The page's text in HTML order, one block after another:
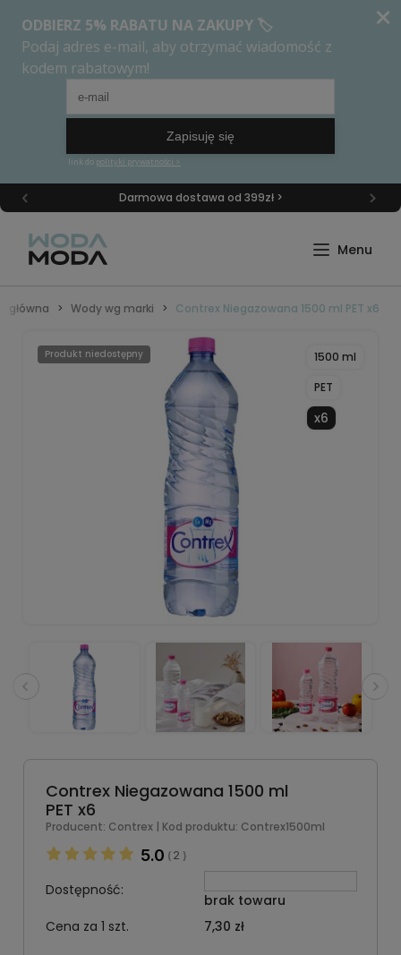
Darmowa dostawa od 399zł >
główna Wody wg marki Contrex Niegazowana 1500 ml PET x6
1500 ml
PET
x6
Produkt niedostępny
Contrex Niegazowana 1500 ml
PET x6
Producent: Contrex | Kod produktu: Contrex1500ml
5.0 ( 2 )
Dostępność:
brak towaru
Cena za 1 szt.
7,30 zł